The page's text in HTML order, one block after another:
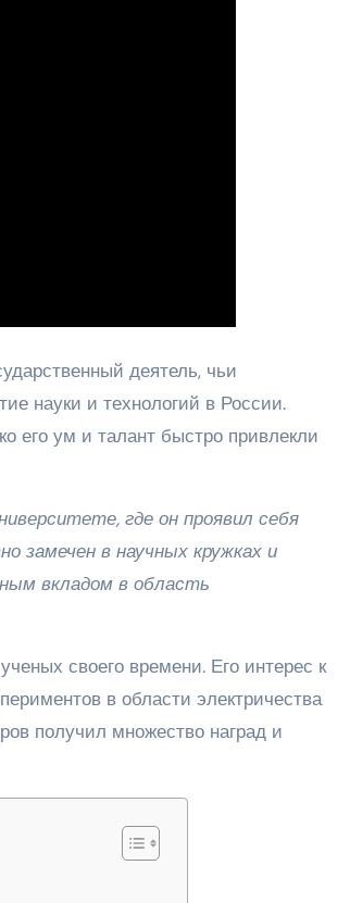
деятель, чьи
науки и технологий в России.
его ум и талант быстро привлекли
где он проявил себя
замечен в научных кружках и
вкладом в область
своего времени. Его интерес к
в области электричества
получил множество наград и